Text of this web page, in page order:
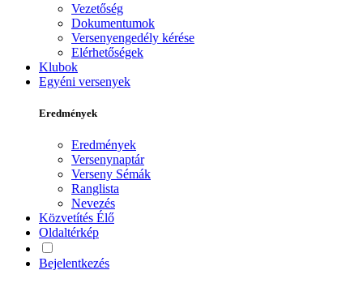
Vezetőség
Dokumentumok
Versenyengedély kérése
Elérhetőségek
Klubok
Egyéni versenyek
Eredmények
Eredmények
Versenynaptár
Verseny Sémák
Ranglista
Nevezés
Közvetítés Élő
Oldaltérkép
Bejelentkezés